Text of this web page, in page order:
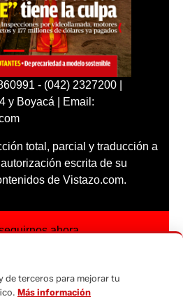
- (042) 2327200 |
y Boyacá | Email:
total, parcial y traducción a
escrita de su
de Vistazo.com.
ahora
de terceros para mejorar tu
Más información